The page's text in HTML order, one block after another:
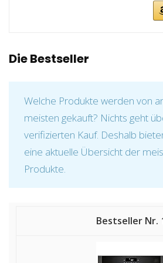
Die Bestseller
Welche Produkte werden von
meisten gekauft? Nichts geht
verifizierten Kauf. Deshalb
eine aktuelle Übersicht der
Produkte.